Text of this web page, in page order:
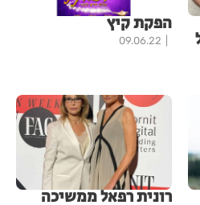
הפקת קיץ
09.06.22
רונית רפאל ממשיכה